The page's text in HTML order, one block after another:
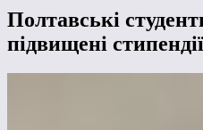
Полтавські
підвищені стипендії